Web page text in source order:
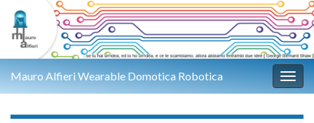
Mauro Alfieri Wearable Domotica Robotica